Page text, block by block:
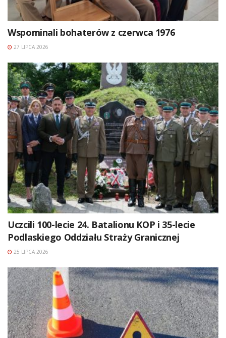
Wspominali bohaterów z czerwca 1976
27 LIPCA 2026
Uczcili 100-lecie 24. Batalionu KOP i 35-lecie
Podlaskiego Oddziału Straży Granicznej
25 LIPCA 2026